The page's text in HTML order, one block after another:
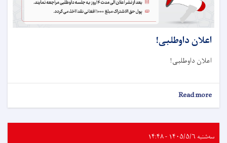
اعلان داوطلبی!
اعلان داوطلبی!
Read more
اعلان
سه‌شنبه ۱۴۰۵/۵/۶ - ۱۴:۴۸